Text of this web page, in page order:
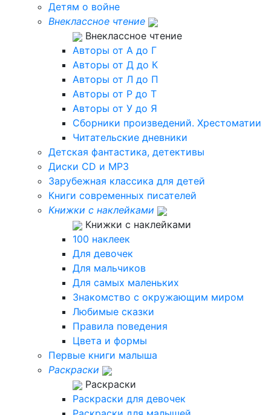
Детям о войне
Внеклассное чтение
Внеклассное чтение
Авторы от А до Г
Авторы от Д до К
Авторы от Л до П
Авторы от Р до Т
Авторы от У до Я
Сборники произведений. Хрестоматии
Читательские дневники
Детская фантастика, детективы
Диски CD и MP3
Зарубежная классика для детей
Книги современных писателей
Книжки с наклейками
Книжки с наклейками
100 наклеек
Для девочек
Для мальчиков
Для самых маленьких
Знакомство с окружающим миром
Любимые сказки
Правила поведения
Цвета и формы
Первые книги малыша
Раскраски
Раскраски
Раскраски для девочек